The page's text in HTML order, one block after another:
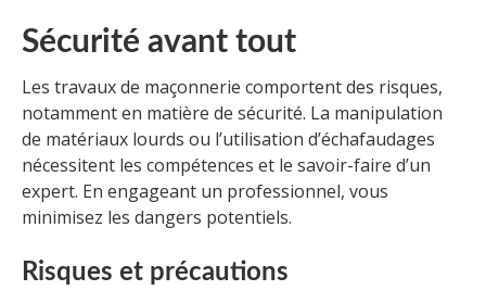
Sécurité avant tout
Les travaux de maçonnerie comportent des risques,
notamment en matière de sécurité. La manipulation
de matériaux lourds ou l’utilisation d’échafaudages
nécessitent les compétences et le savoir-faire d’un
expert. En engageant un professionnel, vous
minimisez les dangers potentiels.
Risques et précautions